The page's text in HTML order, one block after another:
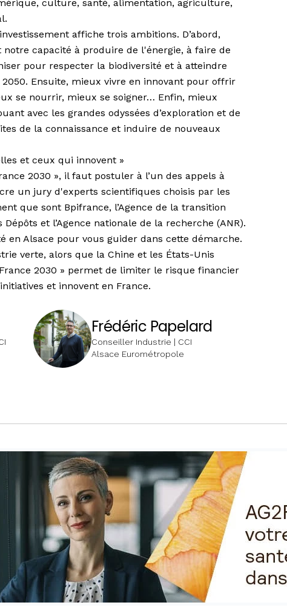
culture, santé, alimentation, agriculture,
affiche trois ambitions. D’abord,
capacité à produire de l'énergie, à faire de
pour respecter la biodiversité et à atteindre
Ensuite, mieux vivre en innovant pour offrir
se nourrir, mieux se soigner… Enfin, mieux
avec les grandes odyssées d’exploration et de
de la connaissance et induire de nouveaux
et ceux qui innovent »
2030 », il faut postuler à l’un des appels à
un jury d'experts scientifiques choisis par les
que sont Bpifrance, l’Agence de la transition
Dépôts et l’Agence nationale de la recherche (ANR).
en Alsace pour vous guider dans cette démarche.
verte, alors que la Chine et les États-Unis
2030 » permet de limiter le risque financier
et innovent en France.
Frédéric Papelard
Conseiller Industrie | CCI
Alsace Eurométropole